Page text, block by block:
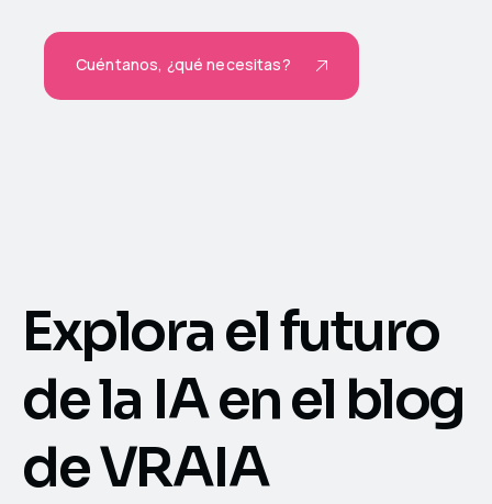
Cuéntanos, ¿qué necesitas?
Explora el futuro
de la IA en el blog
de VRAIA